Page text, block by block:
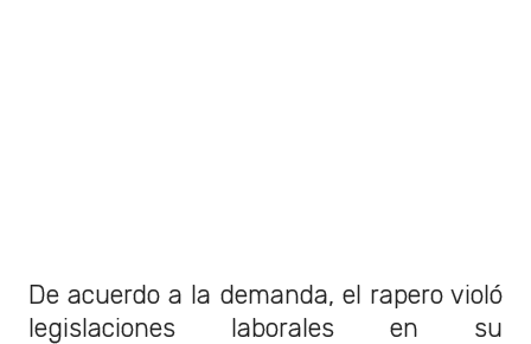
De acuerdo a la demanda, el rapero violó
legislaciones laborales en su